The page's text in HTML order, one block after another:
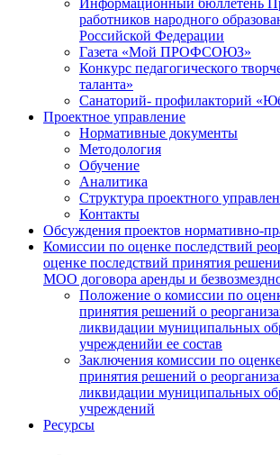
Информационный бюллетень
работников народного
Российской Федерации
Газета «Мой ПРОФСОЮЗ»
Конкурс педагогического
таланта»
Санаторий- профилакторий
Проектное управление
Нормативные документы
Методология
Обучение
Аналитика
Структура проектного
Контакты
Обсуждения проектов нормативно-
Комиссии по оценке последствий
оценке последствий принятия
МОО договора аренды и
Положение о комиссии по
принятия решений о
ликвидации муниципальных
учрежденийи ее состав
Заключения комиссии по
принятия решений о
ликвидации муниципальных
учреждений
Ресурсы